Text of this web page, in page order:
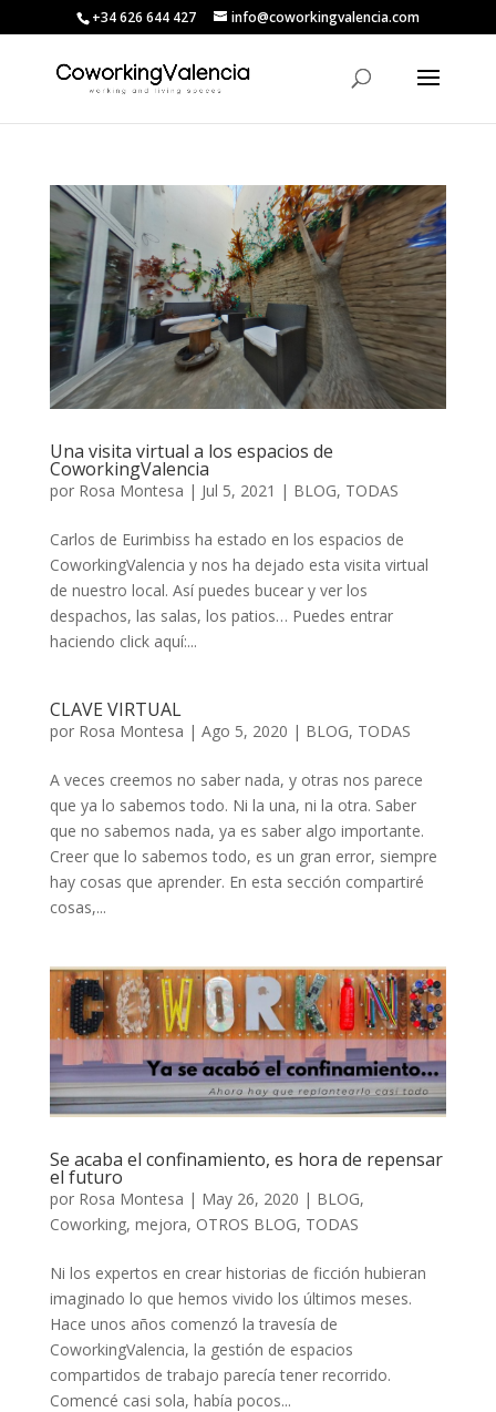
+34 626 644 427 info@coworkingvalencia.com
Una visita virtual a los espacios de
CoworkingValencia
por Rosa Montesa | Jul 5, 2021 | BLOG, TODAS
Carlos de Eurimbiss ha estado en los espacios de
CoworkingValencia y nos ha dejado esta visita virtual
de nuestro local. Así puedes bucear y ver los
despachos, las salas, los patios… Puedes entrar
haciendo click aquí:...
CLAVE VIRTUAL
por Rosa Montesa | Ago 5, 2020 | BLOG, TODAS
A veces creemos no saber nada, y otras nos parece
que ya lo sabemos todo. Ni la una, ni la otra. Saber
que no sabemos nada, ya es saber algo importante.
Creer que lo sabemos todo, es un gran error, siempre
hay cosas que aprender. En esta sección compartiré
cosas,...
Se acaba el confinamiento, es hora de repensar
el futuro
por Rosa Montesa | May 26, 2020 | BLOG,
Coworking, mejora, OTROS BLOG, TODAS
Ni los expertos en crear historias de ficción hubieran
imaginado lo que hemos vivido los últimos meses.
Hace unos años comenzó la travesía de
CoworkingValencia, la gestión de espacios
compartidos de trabajo parecía tener recorrido.
Comencé casi sola, había pocos...